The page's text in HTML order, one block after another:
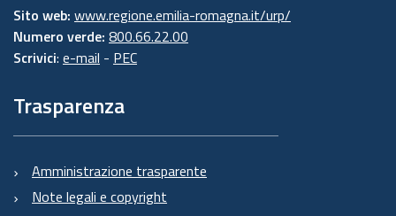
Sito web: www.regione.emilia-romagna.it/urp/
Numero verde: 800.66.22.00
Scrivici: e-mail - PEC
Trasparenza
Amministrazione trasparente
Note legali e copyright